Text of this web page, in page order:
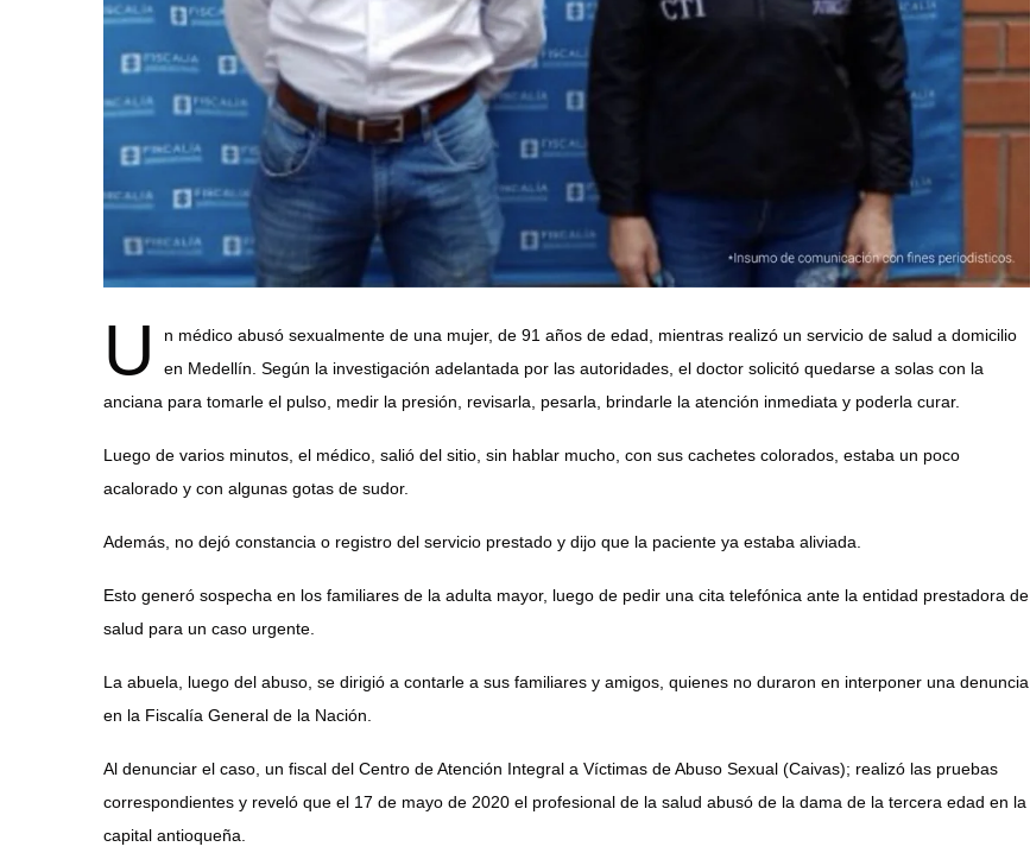
U
n médico abusó sexualmente de una mujer, de 91 años de edad, mientras realizó un servicio de salud a domicilio
en Medellín. Según la investigación adelantada por las autoridades, el doctor solicitó quedarse a solas con la
anciana para tomarle el pulso, medir la presión, revisarla, pesarla, brindarle la atención inmediata y poderla curar.
Luego de varios minutos, el médico, salió del sitio, sin hablar mucho, con sus cachetes colorados, estaba un poco
acalorado y con algunas gotas de sudor.
Además, no dejó constancia o registro del servicio prestado y dijo que la paciente ya estaba aliviada.
Esto generó sospecha en los familiares de la adulta mayor, luego de pedir una cita telefónica ante la entidad prestadora de
salud para un caso urgente.
La abuela, luego del abuso, se dirigió a contarle a sus familiares y amigos, quienes no duraron en interponer una denuncia
en la Fiscalía General de la Nación.
Al denunciar el caso, un fiscal del Centro de Atención Integral a Víctimas de Abuso Sexual (Caivas); realizó las pruebas
correspondientes y reveló que el 17 de mayo de 2020 el profesional de la salud abusó de la dama de la tercera edad en la
capital antioqueña.